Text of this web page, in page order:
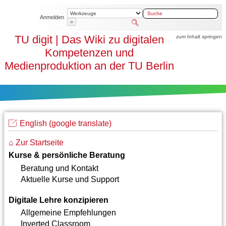
zum Inhalt springen
TU digit | Das Wiki zu digitalen
Kompetenzen und
Medienproduktion an der TU Berlin
Anmelden
>
English (google translate)
⌂ Zur Startseite
Kurse & persönliche Beratung
Beratung und Kontakt
Aktuelle Kurse und Support
Digitale Lehre konzipieren
Allgemeine Empfehlungen
Inverted Classroom